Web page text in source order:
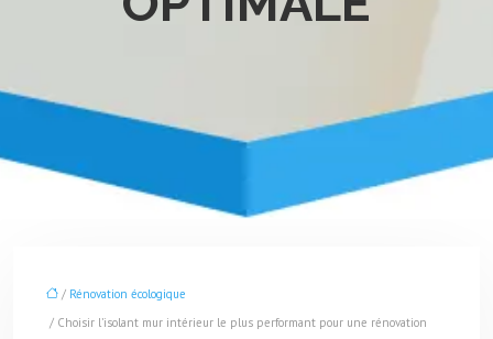
/ Rénovation écologique
/ Choisir l’isolant mur intérieur le plus performant pour une rénovation